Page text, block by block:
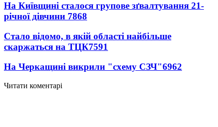
На Київщині сталося групове зґвалтування 21-
річної дівчини 7868
Стало відомо, в якій області найбільше
скаржаться на ТЦК7591
На Черкащині викрили "схему СЗЧ"6962
Читати коментарі